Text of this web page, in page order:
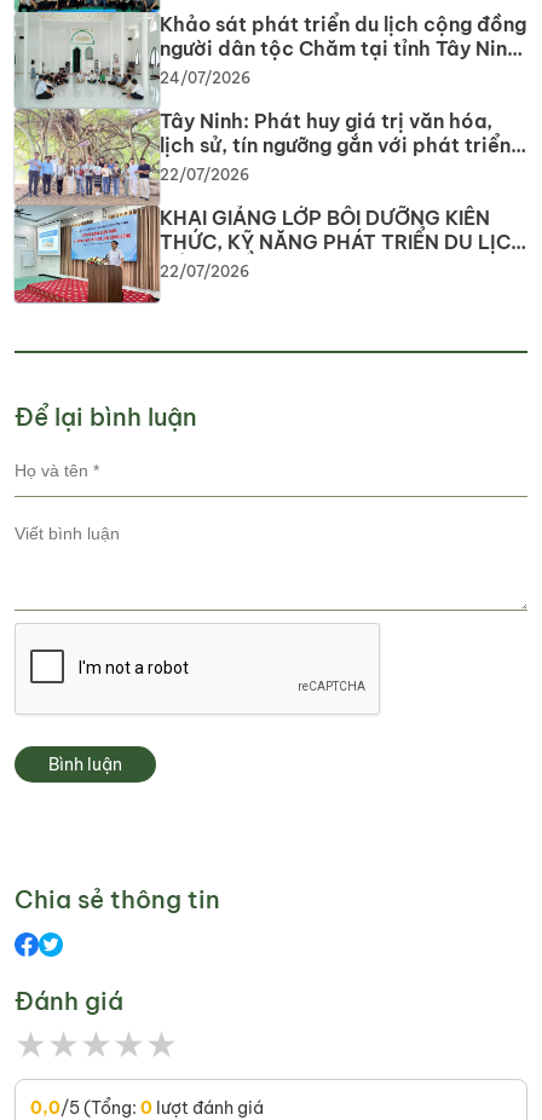
Khảo sát phát triển du lịch cộng đồng
người dân tộc Chăm tại tỉnh Tây Ninh
năm 2026
24/07/2026
Tây Ninh: Phát huy giá trị văn hóa,
lịch sử, tín ngưỡng gắn với phát triển
du lịch
22/07/2026
KHAI GIẢNG LỚP BỒI DƯỠNG KIẾN
THỨC, KỸ NĂNG PHÁT TRIỂN DU LỊCH
CỘNG ĐỒNG Nâng cao năng lực
22/07/2026
Để lại bình luận
Bình luận
Chia sẻ thông tin
Đánh giá
★★★★★
0,0/5 (Tổng: 0 lượt đánh giá